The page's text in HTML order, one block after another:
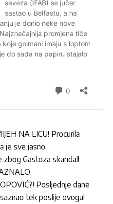
NA LICU! Procurila
je sve jasno
Gastoza skandal!
Posljednje dane
tek poslije ovoga!